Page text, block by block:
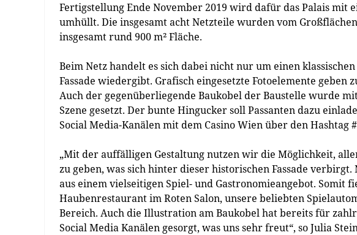
Fertigstellung Ende November 2019 wird dafür das Palais mit
umhüllt. Die insgesamt acht Netzteile wurden vom
insgesamt rund 900 m² Fläche.
Beim Netz handelt es sich dabei nicht nur um einen
Fassade wiedergibt. Grafisch eingesetzte Fotoelemente geben
Auch der gegenüberliegende Baukobel der Baustelle wurde
Szene gesetzt. Der bunte Hingucker soll Passanten dazu
Social Media-Kanälen mit dem Casino Wien über den Hashtag
„Mit der auffälligen Gestaltung nutzen wir die Möglichkeit,
zu geben, was sich hinter dieser historischen Fassade
aus einem vielseitigen Spiel- und Gastronomieangebot. Somit
Haubenrestaurant im Roten Salon, unsere beliebten
Bereich. Auch die Illustration am Baukobel hat bereits für
Social Media Kanälen gesorgt, was uns sehr freut“, so Julia